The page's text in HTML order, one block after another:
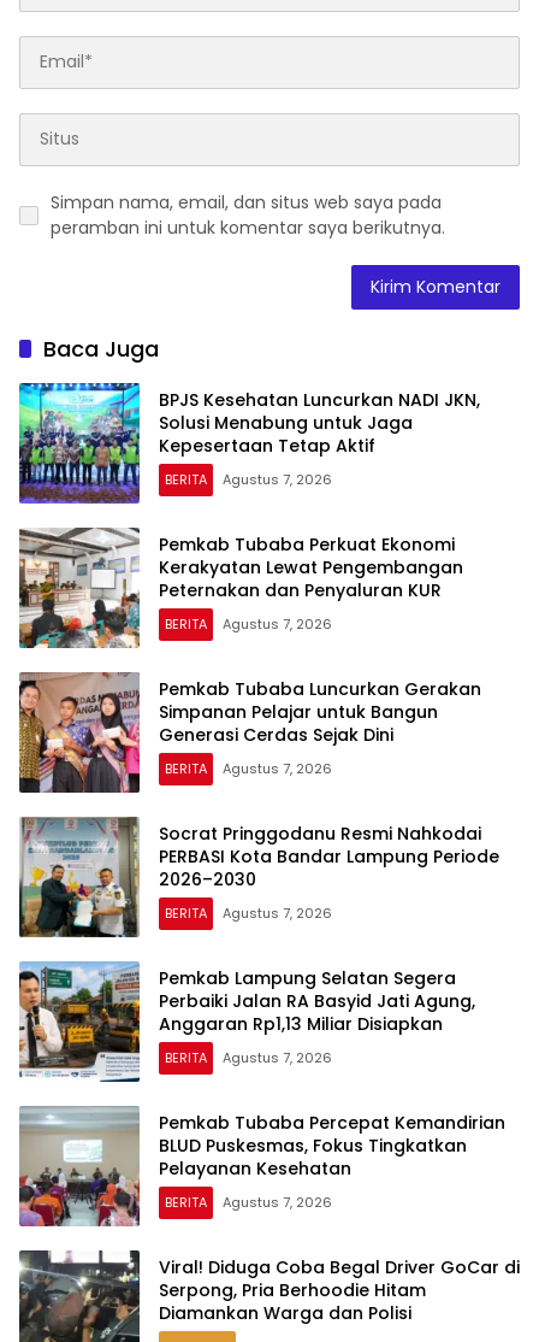
Simpan nama, email, dan situs web saya pada
peramban ini untuk komentar saya berikutnya.
Baca Juga
BPJS Kesehatan Luncurkan NADI JKN,
Solusi Menabung untuk Jaga
Kepesertaan Tetap Aktif
BERITA Agustus 7, 2026
Pemkab Tubaba Perkuat Ekonomi
Kerakyatan Lewat Pengembangan
Peternakan dan Penyaluran KUR
BERITA Agustus 7, 2026
Pemkab Tubaba Luncurkan Gerakan
Simpanan Pelajar untuk Bangun
Generasi Cerdas Sejak Dini
BERITA Agustus 7, 2026
Socrat Pringgodanu Resmi Nahkodai
PERBASI Kota Bandar Lampung Periode
2026–2030
BERITA Agustus 7, 2026
Pemkab Lampung Selatan Segera
Perbaiki Jalan RA Basyid Jati Agung,
Anggaran Rp1,13 Miliar Disiapkan
BERITA Agustus 7, 2026
Pemkab Tubaba Percepat Kemandirian
BLUD Puskesmas, Fokus Tingkatkan
Pelayanan Kesehatan
BERITA Agustus 7, 2026
Viral! Diduga Coba Begal Driver GoCar di
Serpong, Pria Berhoodie Hitam
Diamankan Warga dan Polisi